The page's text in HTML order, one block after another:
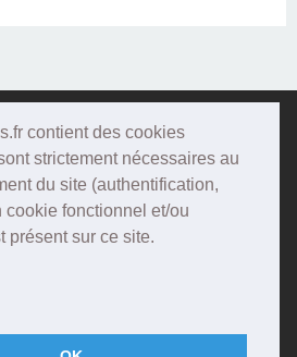
contient des cookies
strictement nécessaires au
du site (authentification,
cookie fonctionnel et/ou
présent sur ce site.
Rendezvous
sommes-nous ?
Générales d'utilisation